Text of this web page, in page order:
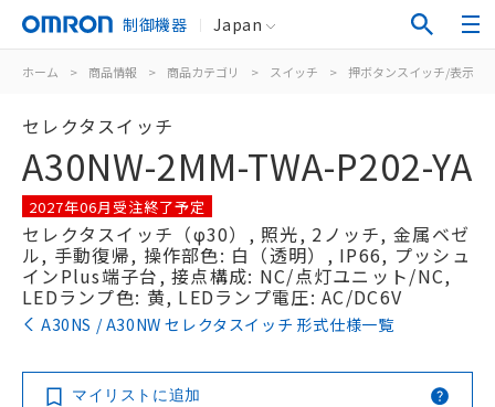
制御機器 Japan
ホーム > 商品情報 > 商品カテゴリ > スイッチ > 押ボタンスイッチ/表示灯
セレクタスイッチ
A30NW-2MM-TWA-P202-YA
2027年06月受注終了予定
セレクタスイッチ（φ30）, 照光, 2ノッチ, 金属ベゼ
ル, 手動復帰, 操作部色: 白（透明）, IP66, プッシュ
インPlus端子台, 接点構成: NC/点灯ユニット/NC,
LEDランプ色: 黄, LEDランプ電圧: AC/DC6V
A30NS / A30NW セレクタスイッチ 形式仕様一覧
マイリストに追加